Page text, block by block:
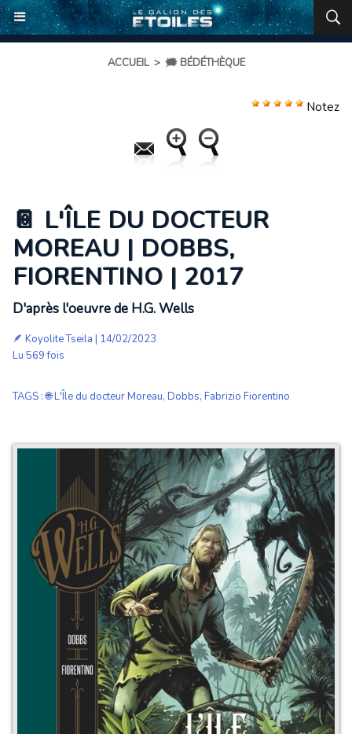
ACCUEIL > 🗯️ BÉDÉTHÈQUE
Notez
📔 L'ÎLE DU DOCTEUR
MOREAU | DOBBS,
FIORENTINO | 2017
D'après l'oeuvre de H.G. Wells
🪶 Koyolite Tseila | 14/02/2023
Lu 569 fois
TAGS :🌐 L'Île du docteur Moreau, Dobbs, Fabrizio Fiorentino